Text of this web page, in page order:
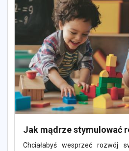
Chciałabyś wesprzeć rozwój